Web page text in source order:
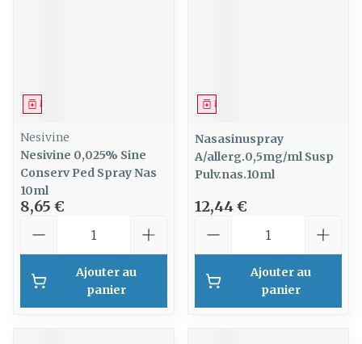
Médicament
Nesivine
Nesivine 0,025% Sine
Conserv Ped Spray Nas
10ml
8,65 €
Ajouter au
panier
Médicament
Nasasinuspray
A/allerg.0,5mg/ml Susp
Pulv.nas.10ml
12,44 €
Ajouter au
panier